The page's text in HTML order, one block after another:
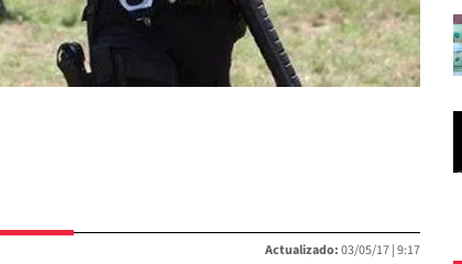
Actualizado:03/05/17 |9:17